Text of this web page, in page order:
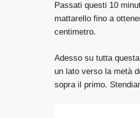
Passati questi 10
mattarello fino a
centimetro.
Adesso su tutta
un lato verso la metà
sopra il primo.